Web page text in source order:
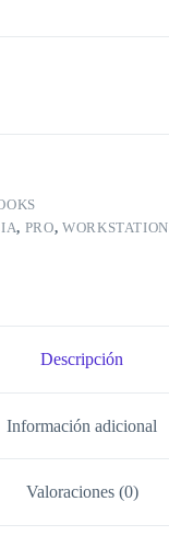
, PRO, WORKSTATION
Descripción
Información adicional
Valoraciones (0)